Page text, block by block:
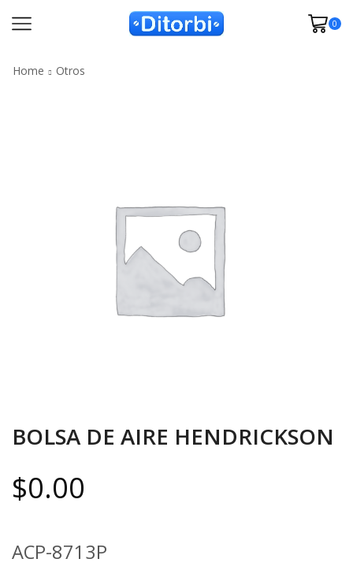
0
Home Otros
BOLSA DE AIRE HENDRICKSON
$0.00
ACP-8713P